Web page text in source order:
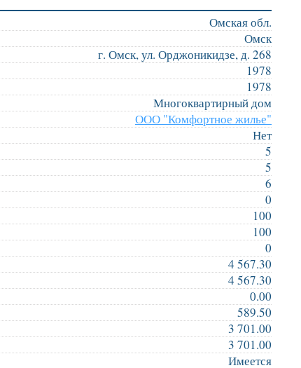
Омская обл.
Омск
г. Омск, ул. Орджоникидзе, д. 268
1978
1978
Многоквартирный дом
ООО "Комфортное жилье"
Нет
5
5
6
0
100
100
0
4 567.30
4 567.30
0.00
589.50
3 701.00
3 701.00
Имеется